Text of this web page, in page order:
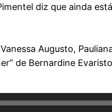
diz que ainda
Augusto,
de Bernardine